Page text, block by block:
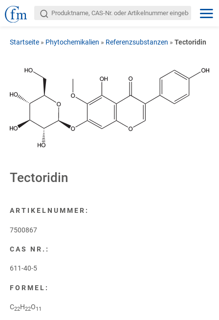
Startseite » Phytochemikalien » Referenzsubstanzen » Tectoridin
Tectoridin
ARTIKELNUMMER:
7500867
CAS NR.:
611-40-5
FORMEL:
C22H22O11